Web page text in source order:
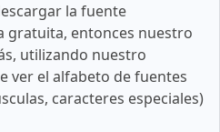
la fuente
gratuita, entonces nuestro
utilizando nuestro
ver el alfabeto de fuentes
caracteres especiales)